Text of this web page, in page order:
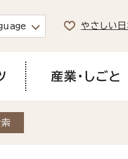
やさしい
産業・しごと